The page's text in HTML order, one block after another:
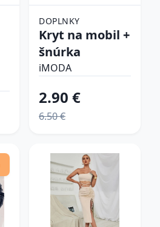
DOPLNKY
Kryt na mobil +
šnúrka
iMODA
2.90 €
6.50 €